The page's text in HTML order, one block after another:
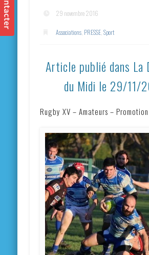
29 novembre 2016
Associations PRESSE ,Sport
Article publié dans La
du Midi le 29/11/
Rugby XV – Amateurs –